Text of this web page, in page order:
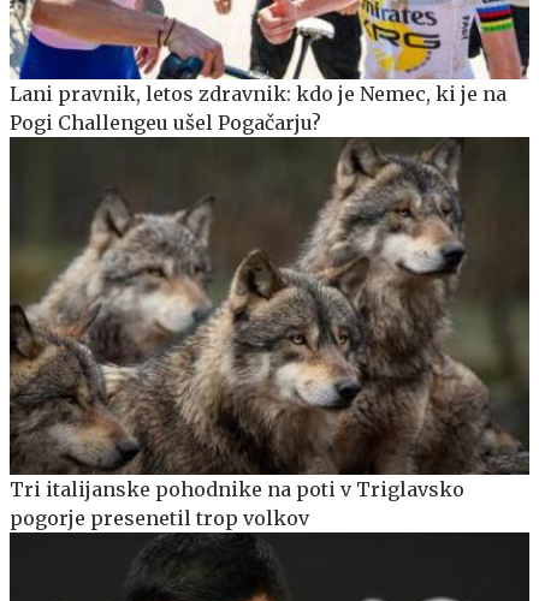
Lani pravnik, letos zdravnik: kdo je Nemec, ki je na
Pogi Challengeu ušel Pogačarju?
Tri italijanske pohodnike na poti v Triglavsko
pogorje presenetil trop volkov